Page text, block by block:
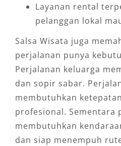
Layanan rental
pelanggan lokal
Salsa Wisata juga
perjalanan punya
Perjalanan keluarga
dan sopir sabar.
membutuhkan
profesional. Sementara
membutuhkan
dan siap menempuh